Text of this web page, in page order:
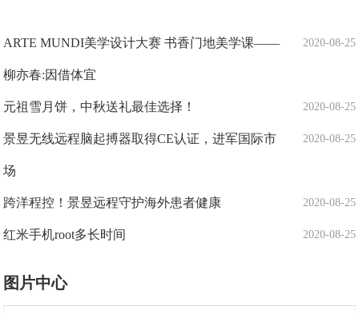
2020-08-25
ARTE MUNDI美学设计大赛 书香门地美学课——
柳亦春:因借体宜
2020-08-25
元祖雪月饼，中秋送礼最佳选择！
2020-08-25
景昱无线远程脑起搏器取得CE认证，进军国际市
场
2020-08-25
跨洋程控！景昱远程守护海外患者健康
2020-08-25
红米手机root多长时间
图片中心